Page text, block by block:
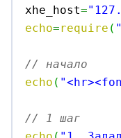
xhe_host=
echo=require (
// начало
echo (
// 1 шаг